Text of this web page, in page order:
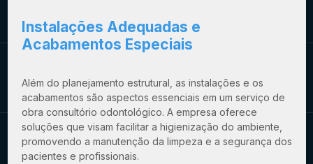
Instalações Adequadas e
Acabamentos Especiais
Além do planejamento estrutural, as instalações e os
acabamentos são aspectos essenciais em um serviço de
obra consultório odontológico. A empresa oferece
soluções que visam facilitar a higienização do ambiente,
promovendo a manutenção da limpeza e a segurança dos
pacientes e profissionais.